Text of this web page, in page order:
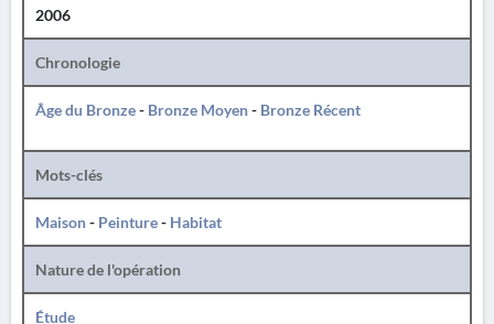
2006
Chronologie
Âge du Bronze- Bronze Moyen- Bronze Récent
Mots-clés
Maison- Peinture- Habitat
Nature de l'opération
Étude